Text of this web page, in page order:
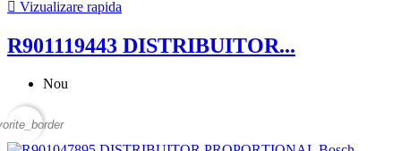
 Vizualizare rapida
R901119443 DISTRIBUITOR...
Nou